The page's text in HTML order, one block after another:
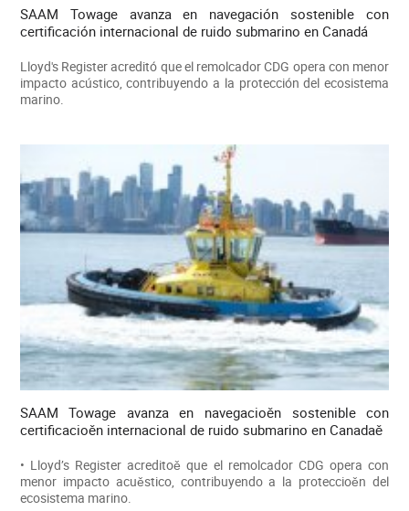
SAAM Towage avanza en navegación sostenible con
certificación internacional de ruido submarino en Canadá
Lloyd's Register acreditó que el remolcador CDG opera con menor
impacto acústico, contribuyendo a la protección del ecosistema
marino.
SAAM Towage avanza en navegacioěn sostenible con
certificacioěn internacional de ruido submarino en Canadaě
• Lloyd’s Register acreditoě que el remolcador CDG opera con
menor impacto acuěstico, contribuyendo a la proteccioěn del
ecosistema marino.